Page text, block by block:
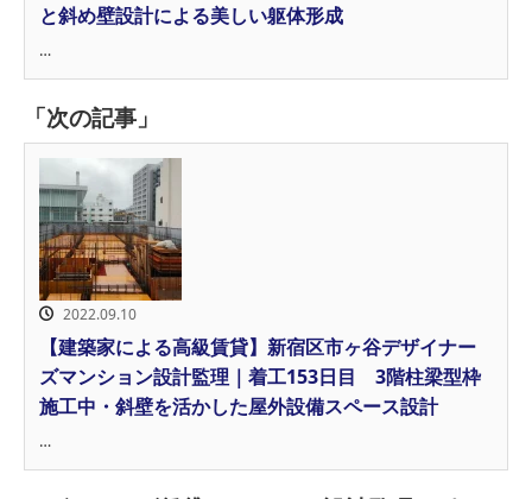
と斜め壁設計による美しい躯体形成
…
「次の記事」
2022.09.10
【建築家による高級賃貸】新宿区市ヶ谷デザイナー
ズマンション設計監理｜着工153日目 3階柱梁型枠
施工中・斜壁を活かした屋外設備スペース設計
…